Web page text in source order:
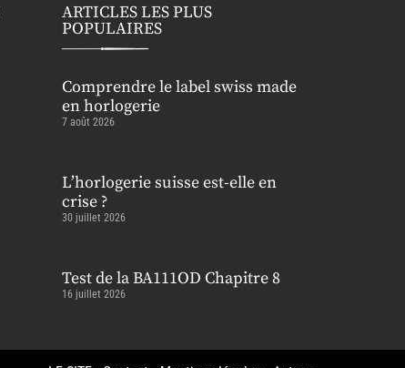
ARTICLES LES PLUS
POPULAIRES
Comprendre le label swiss made
en horlogerie
7 août 2026
L’horlogerie suisse est-elle en
crise ?
30 juillet 2026
Test de la BA111OD Chapitre 8
16 juillet 2026